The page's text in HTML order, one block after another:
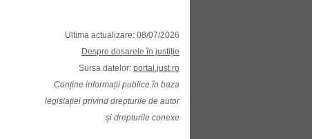
Ultima actualizare: 08/07/2026
Despre dosarele în justiție
Sursa datelor: portal.just.ro
Conține informații publice în baza
legislației privind drepturile de autor
și drepturile conexe